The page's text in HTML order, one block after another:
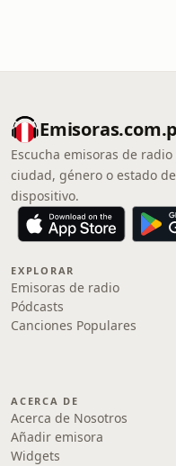
Escucha emisoras de
ciudad, género o estado
dispositivo.
EXPLORAR
Emisoras de radio
Pódcasts
Canciones Populares
ACERCA DE
Acerca de Nosotros
Añadir emisora
Widgets